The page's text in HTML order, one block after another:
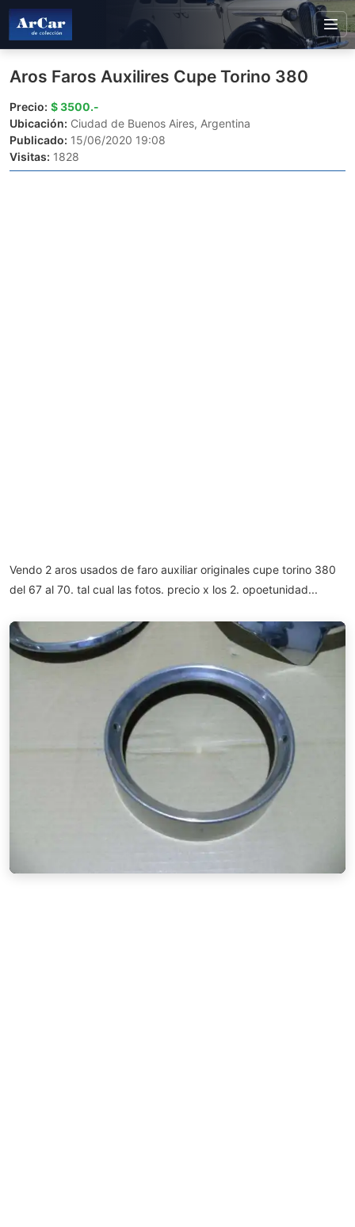
Aros Faros Auxilires Cupe Torino 380
Precio: $ 3500.-
Ubicación: Ciudad de Buenos Aires, Argentina
Publicado: 15/06/2020 19:08
Visitas: 1828
Vendo 2 aros usados de faro auxiliar originales cupe torino 380
del 67 al 70. tal cual las fotos. precio x los 2. opoetunidad...